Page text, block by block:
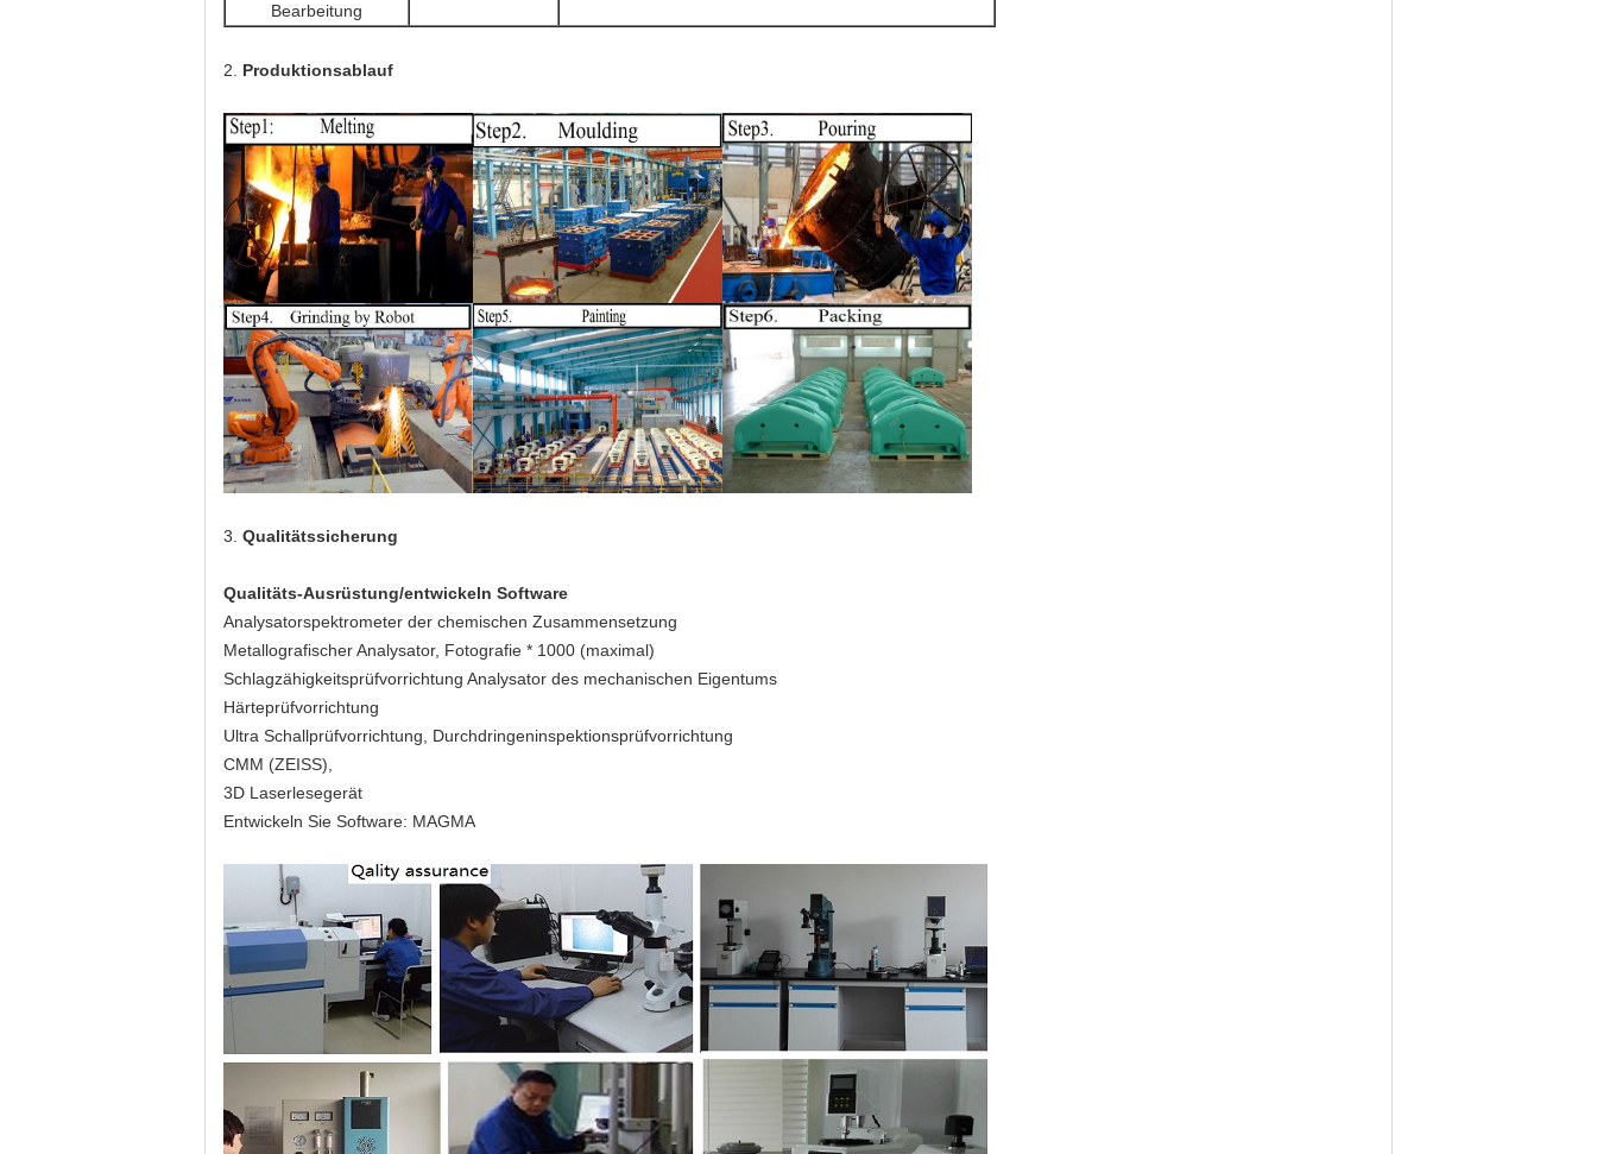
Bearbeitung
2. Produktionsablauf
3. Qualitätssicherung
Qualitäts-Ausrüstung/entwickeln Software
Analysatorspektrometer der chemischen Zusammensetzung
Metallografischer Analysator, Fotografie * 1000 (maximal)
Schlagzähigkeitsprüfvorrichtung Analysator des mechanischen Eigentums
Härteprüfvorrichtung
Ultra Schallprüfvorrichtung, Durchdringeninspektionsprüfvorrichtung
CMM (ZEISS),
3D Laserlesegerät
Entwickeln Sie Software: MAGMA